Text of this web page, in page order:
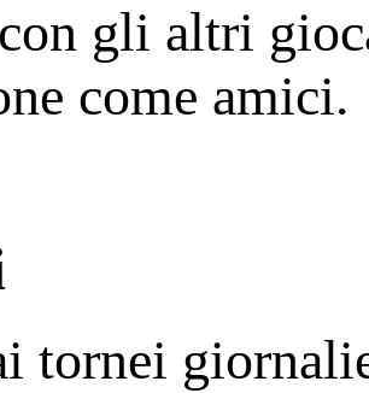
gli altri
come amici.
tornei